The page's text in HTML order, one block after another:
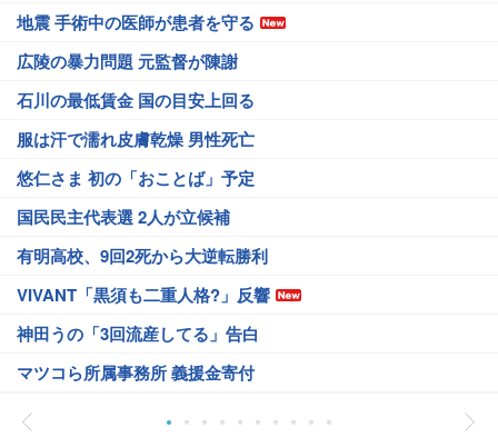
地震 手術中の医師が患者を守る
広陵の暴力問題 元監督が陳謝
石川の最低賃金 国の目安上回る
服は汗で濡れ皮膚乾燥 男性死亡
悠仁さま 初の「おことば」予定
国民民主代表選 2人が立候補
有明高校、9回2死から大逆転勝利
VIVANT「黒須も二重人格?」反響
神田うの「3回流産してる」告白
マツコら所属事務所 義援金寄付